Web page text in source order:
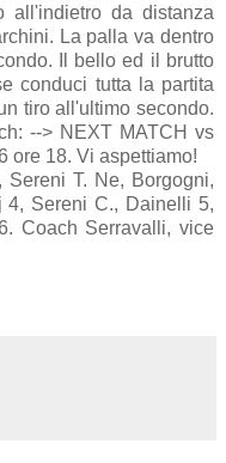
all'indietro da distanza
La palla va dentro
Il bello ed il brutto
conduci tutta la partita
tiro all'ultimo secondo.
--> NEXT MATCH vs
ore 18. Vi aspettiamo!
T. Ne, Borgogni,
4, Sereni C., Dainelli 5,
Coach Serravalli, vice